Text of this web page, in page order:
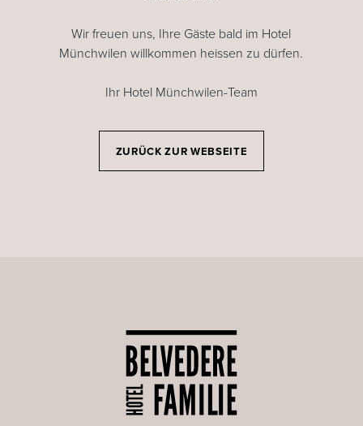
Wir freuen uns, Ihre Gäste bald im Hotel
Münchwilen willkommen heissen zu dürfen.
Ihr Hotel Münchwilen-Team
ZURÜCK ZUR WEBSEITE